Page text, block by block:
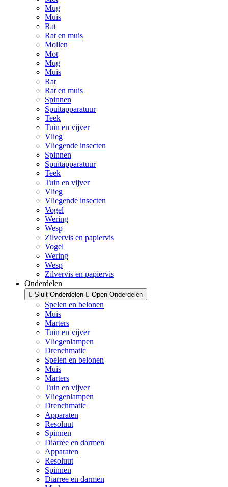
Mug
Muis
Rat
Rat en muis
Mollen
Mot
Mug
Muis
Rat
Rat en muis
Spinnen
Spuitapparatuur
Teek
Tuin en vijver
Vlieg
Vliegende insecten
Spinnen
Spuitapparatuur
Teek
Tuin en vijver
Vlieg
Vliegende insecten
Vogel
Wering
Wesp
Zilvervis en papiervis
Vogel
Wering
Wesp
Zilvervis en papiervis
Onderdelen
Sluit Onderdelen Open Onderdelen
Spelen en belonen
Muis
Marters
Tuin en vijver
Vliegenlampen
Drenchmatic
Spelen en belonen
Muis
Marters
Tuin en vijver
Vliegenlampen
Drenchmatic
Apparaten
Resoluut
Spinnen
Diarree en darmen
Apparaten
Resoluut
Spinnen
Diarree en darmen